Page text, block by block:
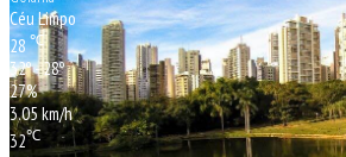
Céu Limpo
28℃
32º - 28º
27%
3.05 km/h
32℃